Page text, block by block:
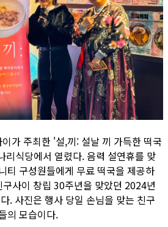
가 주최한 '설,끼: 설날 끼 가득한 떡국
리식당에서 열렸다. 음력 설연휴를 맞
티 구성원들에게 무료 떡국을 제공하
사이 창립 30주년을 맞았던 2024년
. 사진은 행사 당일 손님을 맞는 친구
의 모습이다.